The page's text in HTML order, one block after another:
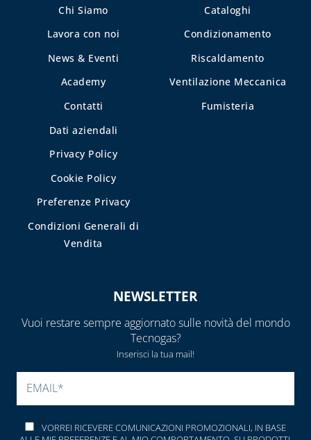
Chi Siamo
Lavora con noi
News & Eventi
Academy
Contatti
Dati aziendali
Privacy Policy
Cookie Policy
Preferenze Privacy
Condizioni Generali di
Vendita
Cataloghi
Condizionamento
Riscaldamento
Ventilazione Meccanica
Fumisteria
NEWSLETTER
Vuoi restare sempre aggiornato sulle novità del mondo
Tecnogas?
Inserisci la tua mail!
VORREI RICEVERE COMUNICAZIONI PROMOZIONALI, IN BASE